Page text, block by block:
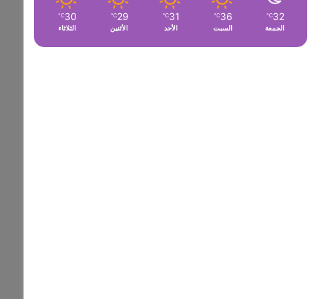
32
℃
الجمعة
36
℃
السبت
31
℃
الأحد
29
℃
الأثنين
30
℃
الثلاثاء